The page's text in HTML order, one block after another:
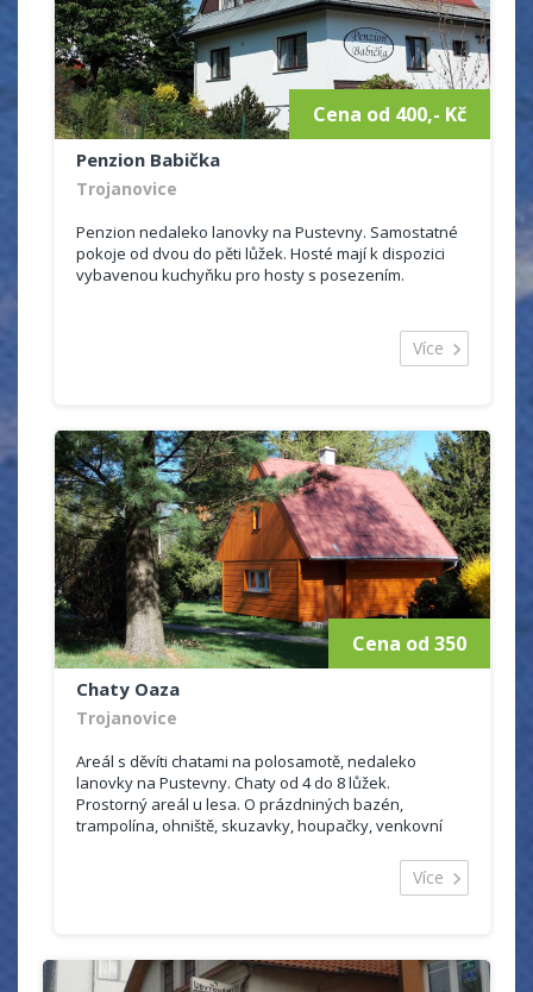
Cena od 400,- Kč
Penzion Babička
Trojanovice
Penzion nedaleko lanovky na Pustevny. Samostatné
pokoje od dvou do pěti lůžek. Hosté mají k dispozici
vybavenou kuchyňku pro hosty s posezením.
Více
Cena od 350
Chaty Oaza
Trojanovice
Areál s děvíti chatami na polosamotě, nedaleko
lanovky na Pustevny. Chaty od 4 do 8 lůžek.
Prostorný areál u lesa. O prázdniných bazén,
trampolína, ohniště, skuzavky, houpačky, venkovní
Více